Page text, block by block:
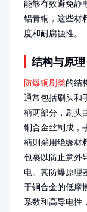
能够有效避免静
铝青铜，这些材
度和耐腐蚀性。
结构与原理
防爆铜刷类的结
通常包括刷头和
柄两部分，刷头
铜合金丝制成，
柄则采用绝缘材
包裹以防止意外
电。其防爆原理
于铜合金的低摩
系数和高导电性，